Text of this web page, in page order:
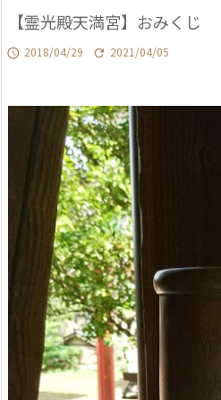
【霊光殿天満宮】おみくじ
 2018/04/29  2021/04/05